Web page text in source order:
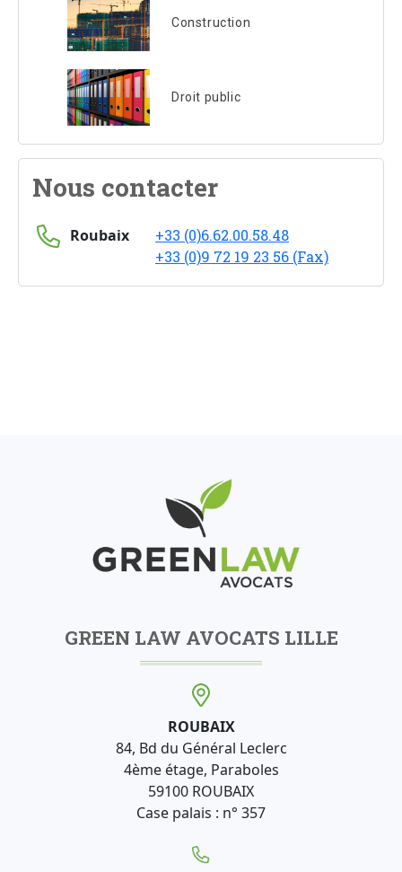
Construction
Droit public
Nous contacter
Roubaix
+33 (0)6.62.00.58.48
+33 (0)9 72 19 23 56 (Fax)
GREEN LAW AVOCATS LILLE
ROUBAIX
84, Bd du Général Leclerc
4ème étage, Paraboles
59100 ROUBAIX
Case palais : n° 357